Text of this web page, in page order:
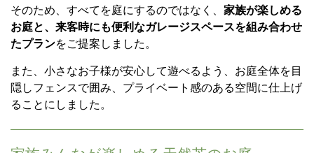
そのため、すべてを庭にするのではなく、 家族が楽しめる
お庭と、来客時にも便利なガレージスペースを組み合わせ
たプランをご提案しました。
また、小さなお子様が安心して遊べるよう、お庭全体を目
隠しフェンスで囲み、プライベート感のある空間に仕上げ
ることにしました。